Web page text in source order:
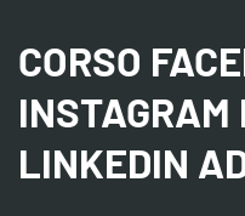
CORSO
INSTAGRAM
LINKEDIN